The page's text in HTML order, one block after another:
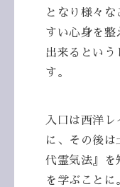
となり様々
すい心身を整
出来るという
す。
入口は西洋レ
に、その後は
代霊気法』を
を学ぶことに